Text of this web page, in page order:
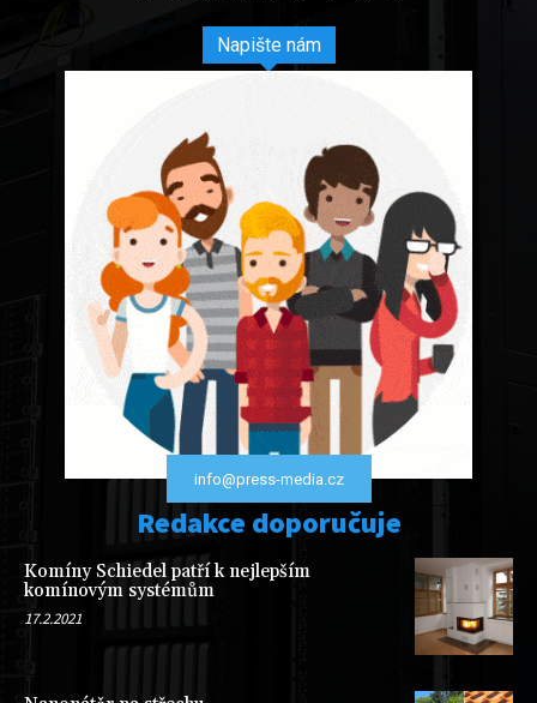
Napište nám
info@press-media.cz
Redakce doporučuje
Komíny Schiedel patří k nejlepším
komínovým systémům
17.2.2021